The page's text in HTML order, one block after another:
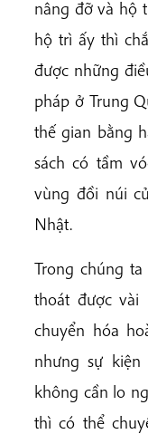
nâng đỡ và hộ
hộ trì ấy thì
được những
pháp ở Trung
thế gian bằng
sách có tầm
vùng đồi núi
Nhật.
Trong chúng
thoát được vài
chuyển hóa
nhưng sự
không cần lo
thì có thể